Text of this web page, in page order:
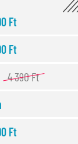
Ft
Ft
4 390 Ft
Ft